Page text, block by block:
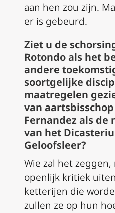
aan hen zou zijn.
er is gebeurd.
Ziet u de
Rotondo als het
andere
soortgelijke
maatregelen
van
Fernandez als de
van het
Geloofsleer?
Wie zal het
openlijk kritiek
ketterijen die
zullen ze op hun